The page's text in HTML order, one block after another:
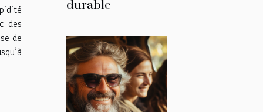
des
de
durable